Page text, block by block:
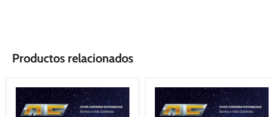
Productos relacionados